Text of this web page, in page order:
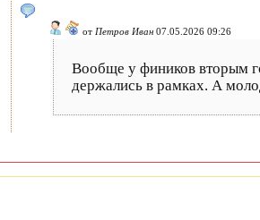
от Петров Иван 07.05.2026 09:26
Вообще у фиников вторым
держались в рамках. А